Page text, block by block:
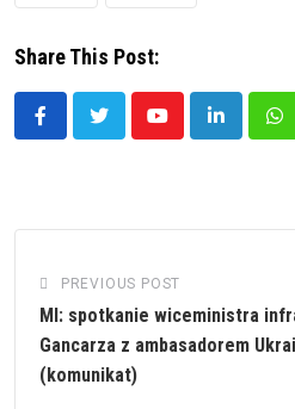
Share This Post:
YoutubeLinkedIn
PREVIOUS POST
MI: spotkanie wiceministra
Gancarza z ambasadorem
(komunikat)